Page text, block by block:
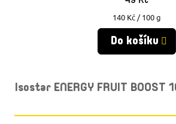
Měrná
cena:
140 Kč / 100 g
Do košíku
Isostar ENERGY FRUIT BOOST